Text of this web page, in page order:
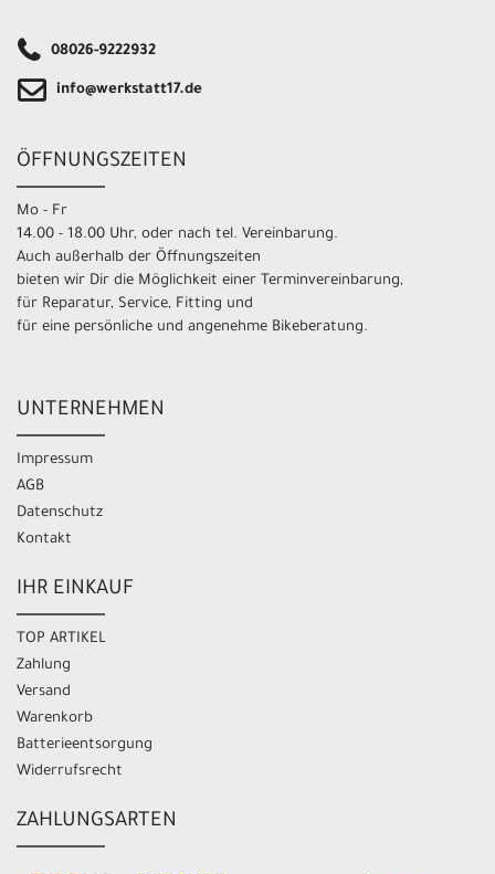
08026-9222932
info@werkstatt17.de
ÖFFNUNGSZEITEN
Mo - Fr
14.00 - 18.00 Uhr, oder nach tel. Vereinbarung.
Auch außerhalb der Öffnungszeiten
bieten wir Dir die Möglichkeit einer Terminvereinbarung,
für Reparatur, Service, Fitting und
für eine persönliche und angenehme Bikeberatung.
UNTERNEHMEN
Impressum
AGB
Datenschutz
Kontakt
IHR EINKAUF
TOP ARTIKEL
Zahlung
Versand
Warenkorb
Batterieentsorgung
Widerrufsrecht
ZAHLUNGSARTEN